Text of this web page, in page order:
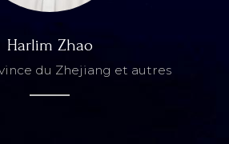
Harlim Zhao
du Zhejiang et autres